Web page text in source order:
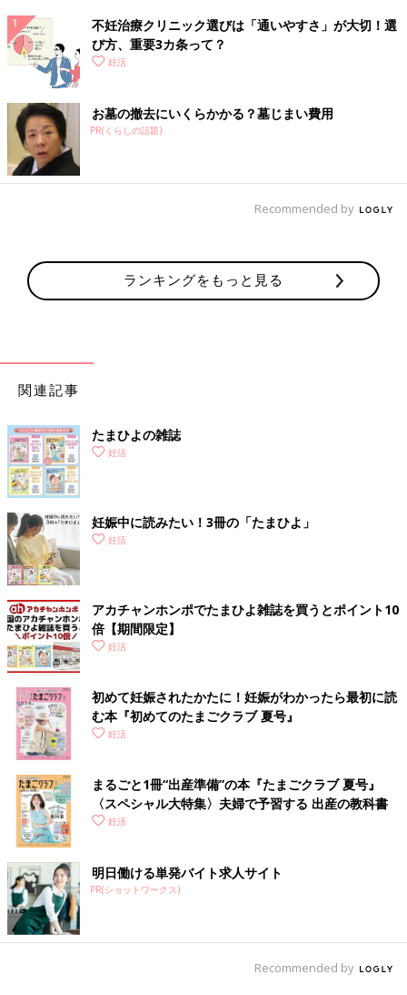
不妊治療クリニック選びは「通いやすさ」が大切！選
び方、重要3カ条って？
妊活
お墓の撤去にいくらかかる？墓じまい費用
PR(くらしの話題)
Recommended by
ランキングをもっと見る
関連記事
たまひよの雑誌
妊活
妊娠中に読みたい！3冊の「たまひよ」
妊活
アカチャンホンポでたまひよ雑誌を買うとポイント10
倍【期間限定】
妊活
初めて妊娠されたかたに！妊娠がわかったら最初に読
む本『初めてのたまごクラブ 夏号』
妊活
まるごと1冊“出産準備”の本『たまごクラブ 夏号』
〈スペシャル大特集〉夫婦で予習する 出産の教科書
妊活
明日働ける単発バイト求人サイト
PR(ショットワークス)
Recommended by